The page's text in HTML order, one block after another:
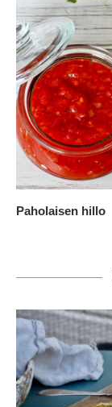
Paholaisen hillo